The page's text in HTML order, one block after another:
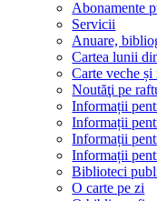
Abonamente
Servicii
Anuare,
Cartea lunii
Carte veche și
Noutăţi pe
Informații
Informații
Informații
Informații
Biblioteci
O carte pe zi